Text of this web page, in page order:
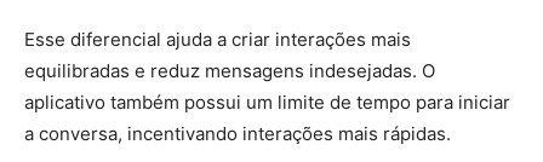
Esse diferencial ajuda a criar interações mais
equilibradas e reduz mensagens indesejadas. O
aplicativo também possui um limite de tempo para iniciar
a conversa, incentivando interações mais rápidas.